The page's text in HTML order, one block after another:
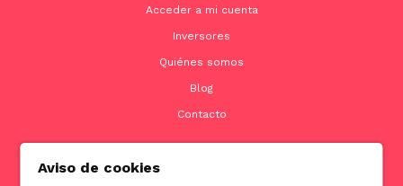
Acceder a mi cuenta
Inversores
Quiénes somos
Blog
Contacto
Aviso de cookies